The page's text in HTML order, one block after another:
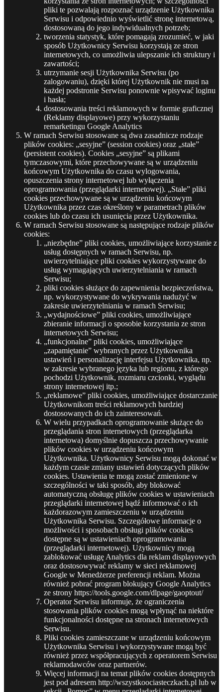
pliki te pozwalają rozpoznać urządzenie Użytkownika
Serwisu i odpowiednio wyświetlić stronę internetową,
dostosowaną do jego indywidualnych potrzeb;
tworzenia statystyk, które pomagają zrozumieć, w jaki
sposób Użytkownicy Serwisu korzystają ze stron
internetowych, co umożliwia ulepszanie ich struktury i
zawartości;
utrzymanie sesji Użytkownika Serwisu (po
zalogowaniu), dzięki której Użytkownik nie musi na
każdej podstronie Serwisu ponownie wpisywać loginu
i hasła;
dostosowania treści reklamowych w formie graficznej
(Reklamy displayowe) przy wykorzystaniu
remarketingu Google Analytics
W ramach Serwisu stosowane są dwa zasadnicze rodzaje
plików cookies: „sesyjne” (session cookies) oraz „stałe”
(persistent cookies). Cookies „sesyjne” są plikami
tymczasowymi, które przechowywane są w urządzeniu
końcowym Użytkownika do czasu wylogowania,
opuszczenia strony internetowej lub wyłączenia
oprogramowania (przeglądarki internetowej). „Stałe” pliki
cookies przechowywane są w urządzeniu końcowym
Użytkownika przez czas określony w parametrach plików
cookies lub do czasu ich usunięcia przez Użytkownika.
W ramach Serwisu stosowane są następujące rodzaje plików
cookies:
„niezbędne” pliki cookies, umożliwiające korzystanie z
usług dostępnych w ramach Serwisu, np.
uwierzytelniające pliki cookies wykorzystywane do
usług wymagających uwierzytelniania w ramach
Serwisu;
pliki cookies służące do zapewnienia bezpieczeństwa,
np. wykorzystywane do wykrywania nadużyć w
zakresie uwierzytelniania w ramach Serwisu;
„wydajnościowe” pliki cookies, umożliwiające
zbieranie informacji o sposobie korzystania ze stron
internetowych Serwisu;
„funkcjonalne” pliki cookies, umożliwiające
„zapamiętanie” wybranych przez Użytkownika
ustawień i personalizację interfejsu Użytkownika, np.
w zakresie wybranego języka lub regionu, z którego
pochodzi Użytkownik, rozmiaru czcionki, wyglądu
strony internetowej itp.;
„reklamowe” pliki cookies, umożliwiające dostarczanie
Użytkownikom treści reklamowych bardziej
dostosowanych do ich zainteresowań.
W wielu przypadkach oprogramowanie służące do
przeglądania stron internetowych (przeglądarka
internetowa) domyślnie dopuszcza przechowywanie
plików cookies w urządzeniu końcowym
Użytkownika. Użytkownicy Serwisu mogą dokonać w
każdym czasie zmiany ustawień dotyczących plików
cookies. Ustawienia te mogą zostać zmienione w
szczególności w taki sposób, aby blokować
automatyczną obsługę plików cookies w ustawieniach
przeglądarki internetowej bądź informować o ich
każdorazowym zamieszczeniu w urządzeniu
Użytkownika Serwisu. Szczegółowe informacje o
możliwości i sposobach obsługi plików cookies
dostępne są w ustawieniach oprogramowania
(przeglądarki internetowej). Użytkownicy mogą
zablokować usługę Analytics dla reklam displayowych
oraz dostosowywać reklamy w sieci reklamowej
Google w Menedżerze preferencji reklam. Można
również pobrać program blokujący Google Analytics
ze strony https://tools.google.com/dlpage/gaoptout/
Operator Serwisu informuje, że ograniczenia
stosowania plików cookies mogą wpłynąć na niektóre
funkcjonalności dostępne na stronach internetowych
Serwisu.
Pliki cookies zamieszczane w urządzeniu końcowym
Użytkownika Serwisu i wykorzystywane mogą być
również przez współpracujących z operatorem Serwisu
reklamodawców oraz partnerów.
Więcej informacji na temat plików cookies dostępnych
jest pod adresem http://wszystkoociasteczkach.pl lub w